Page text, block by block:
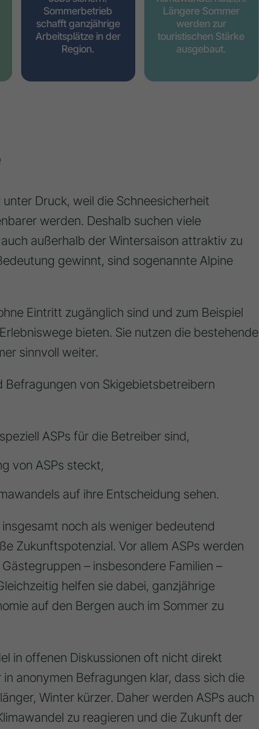
Sommerbetrieb
schafft ganzjährige
Arbeitsplätze in der
Region.
Längere Sommer
werden zur
touristischen Stärke
ausgebaut.
Druck, weil die Schneesicherheit
werden. Deshalb suchen viele
außerhalb der Wintersaison attraktiv zu
gewinnt, sind sogenannte Alpine
Eintritt zugänglich sind und zum Beispiel
bieten. Sie nutzen die bestehende
sinnvoll weiter.
von Skigebietsbetreibern
ASPs für die Betreiber sind,
von ASPs steckt,
auf ihre Entscheidung sehen.
noch als weniger bedeutend
Zukunftspotenzial. Vor allem ASPs werden
– insbesondere Familien –
helfen sie dabei, ganzjährige
auf den Bergen auch im Sommer zu
in offenen Diskussionen oft nicht direkt
anonymen Befragungen klar, dass sich die
Winter kürzer. Daher werden ASPs auch
zu reagieren und die Zukunft der